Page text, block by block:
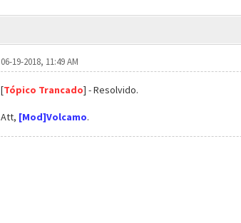
06-19-2018, 11:49 AM
[Tópico Trancado] - Resolvido.
Att, [Mod]Volcamo.